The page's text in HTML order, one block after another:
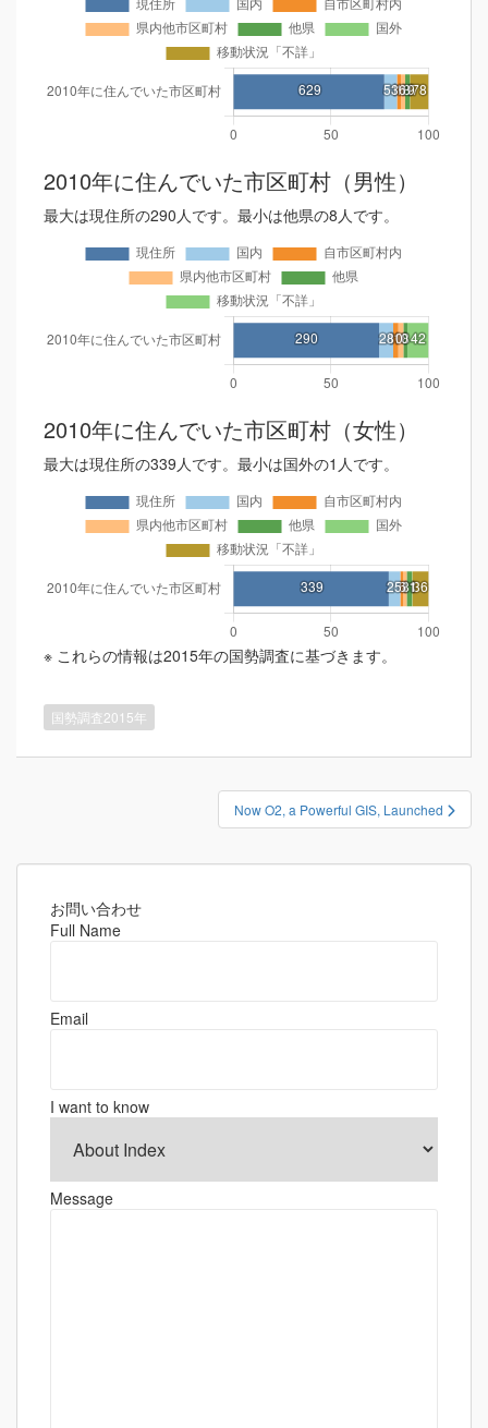
2010年に住んでいた市区町村（男性）
最大は現住所の290人です。最小は他県の8人です。
2010年に住んでいた市区町村（女性）
最大は現住所の339人です。最小は国外の1人です。
※ これらの情報は2015年の国勢調査に基づきます。
国勢調査2015年
ナ
Now O2, a Powerful GIS, Launched
お問い合わせ
Full Name
Email
I want to know
Message